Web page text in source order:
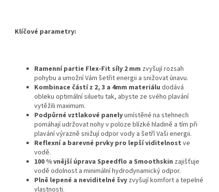
Klíčové parametry:
Ramenní partie Flex-Fit síly 2 mm zvyšují rozsah
pohybu a umožní Vám šetřit energii a snižovat únavu.
Kombinace částí z 2, 3 a 4mm materiálu dodává
obleku optimální siluetu tak, abyste ze svého plavání
vytěžili maximum.
Podpůrné vztlakové panelyumístěné na stehnech
pomáhají udržovat nohy v poloze blízké hladině a tím při
plavání výrazně snižují odpor vody a šetří Vaši energii.
Reflexní a barevné prvky pro lepší viditelnost ve
vodě.
100 % vnější úprava Speedflo a Smoothskin zajišťuje
vodě odolnost a minimální hydrodynamický odpor.
Plně lepené a neviditelné švy zvyšují komfort a tepelné
vlastnosti.